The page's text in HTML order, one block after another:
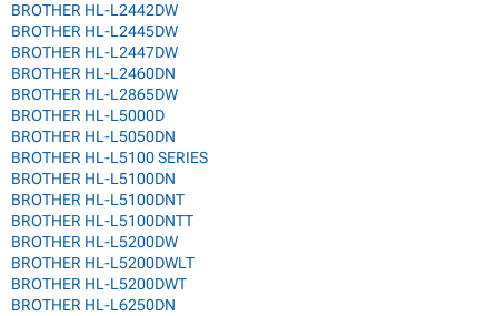
BROTHER HL-L2442DW
BROTHER HL-L2445DW
BROTHER HL-L2447DW
BROTHER HL-L2460DN
BROTHER HL-L2865DW
BROTHER HL-L5000D
BROTHER HL-L5050DN
BROTHER HL-L5100 SERIES
BROTHER HL-L5100DN
BROTHER HL-L5100DNT
BROTHER HL-L5100DNTT
BROTHER HL-L5200DW
BROTHER HL-L5200DWLT
BROTHER HL-L5200DWT
BROTHER HL-L6250DN